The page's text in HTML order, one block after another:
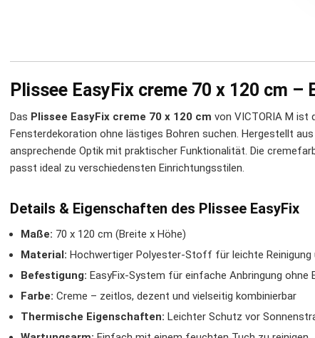
Plissee EasyFix creme 70 x 120 cm
Das Plissee EasyFix creme 70 x 120 cm von VICTORIA M ist
Fensterdekoration ohne lästiges Bohren suchen. Hergestellt
ansprechende Optik mit praktischer Funktionalität. Die
passt ideal zu verschiedensten Einrichtungsstilen.
Details & Eigenschaften des Plissee EasyFix
Maße: 70 x 120 cm (Breite x Höhe)
Material: Hochwertiger Polyester-Stoff für leichte Reinigung
Befestigung: EasyFix-System für einfache Anbringung ohne
Farbe: Creme – zeitlos, dezent und vielseitig kombinierbar
Thermische Eigenschaften: Leichter Schutz vor